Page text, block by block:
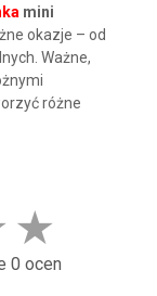
mini
okazje – od
Ważne,
różne
★
0 ocen